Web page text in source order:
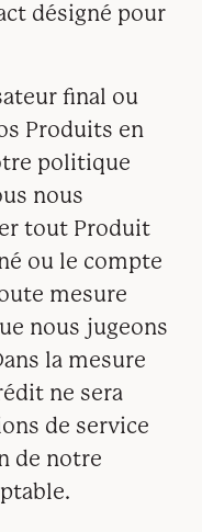
désigné pour
final ou
Produits en
politique
nous
tout Produit
ou le compte
mesure
nous jugeons
la mesure
ne sera
de service
de notre